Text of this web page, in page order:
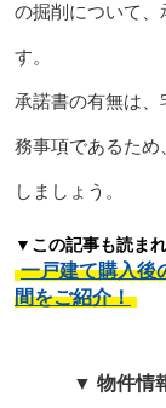
の掘削について
す。
承諾書の有無は
務事項であるた
しましょう。
▼この記事も読ま
一戸建て購入後
間をご紹介！
▼ 物件情